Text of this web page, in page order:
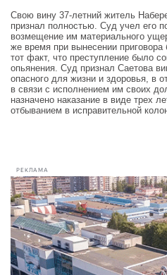
Свою вину 37-летний житель
признал полностью. Суд учел его
возмещение им материального
же время при вынесении
тот факт, что преступление было
опьянения. Суд признал Саетова
опасного для жизни и здоровья, в
в связи с исполнением им своих
назначено наказание в виде трех
отбыванием в исправительной
РЕКЛАМА